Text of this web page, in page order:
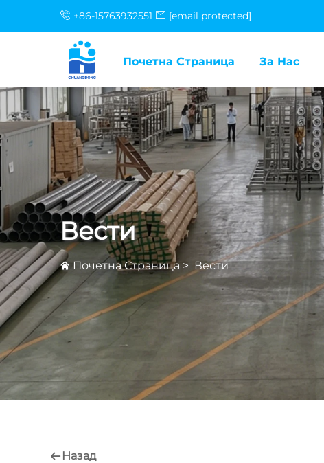
+86-15763932551 [email protected]
Почетна Страница За Нас
Вести
Почетна Страница > Вести
Назад